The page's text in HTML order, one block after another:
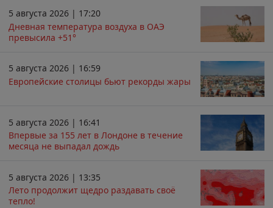
5 августа 2026 | 17:20
Дневная температура воздуха в ОАЭ
превысила +51°
5 августа 2026 | 16:59
Европейские столицы бьют рекорды жары
5 августа 2026 | 16:41
Впервые за 155 лет в Лондоне в течение
месяца не выпадал дождь
5 августа 2026 | 13:35
Лето продолжит щедро раздавать своё
тепло!